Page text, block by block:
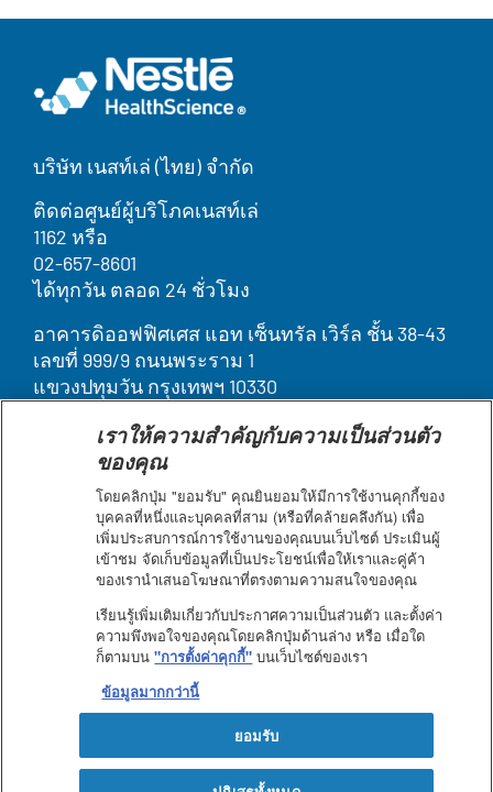
บริษัท เนสท์เล่ (ไทย) จำกัด
ติดต่อศูนย์ผู้บริโภคเนสท์เล่
1162 หรือ
02-657-8601
ได้ทุกวัน ตลอด 24 ชั่วโมง
อาคารดิออฟฟิศเศส แอท เซ็นทรัล เวิร์ล ชั้น 38-43
เลขที่ 999/9 ถนนพระราม 1
แขวงปทุมวัน กรุงเทพฯ 10330
บุคคลากรของเรา
Condition
ประกาศเกี่ยวกับคุกกี้
ข้อกำหนดการใช้งาน
แผนผังเว็บไซต์
คำชี้แจงการเข้าถึงเว็บไซต์
ประกาศความเป็นส่วนตัว
Facebook
เราให้ความสำคัญกับความเป็นส่วนตัว
ของคุณ
โดยคลิกปุ่ม "ยอมรับ" คุณยินยอมให้มีการใช้งานคุกกี้ของ
บุคคลที่หนึ่งและบุคคลที่สาม (หรือที่คล้ายคลึงกัน) เพื่อ
เพิ่มประสบการณ์การใช้งานของคุณบนเว็บไซต์ ประเมินผู้
เข้าชม จัดเก็บข้อมูลที่เป็นประโยชน์เพื่อให้เราและคู่ค้า
ของเรานำเสนอโฆษณาที่ตรงตามความสนใจของคุณ
เรียนรู้เพิ่มเติมเกี่ยวกับประกาศความเป็นส่วนตัว และตั้งค่า
ความพึงพอใจของคุณโดยคลิกปุ่มด้านล่าง หรือ เมื่อใด
ก็ตามบน"การตั้งค่าคุกกี้" บนเว็บไซต์ของเรา
ข้อมูลมากกว่านี้
ยอมรับ